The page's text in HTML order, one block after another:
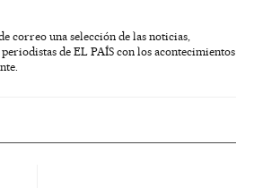
correo una selección de las noticias,
de EL PAÍS con los acontecimientos